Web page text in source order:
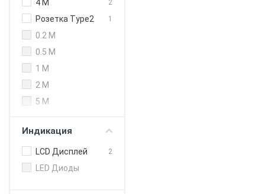
300 кВт
4 M 2
Розетка Type2 1
0.2 M
0.5 M
1 M
2 M
5 M
Индикация
LCD Дисплей 2
LED Диоды